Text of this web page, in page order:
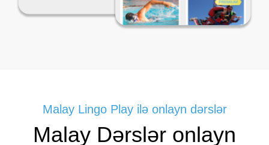
Malay Lingo Play ilə onlayn dərslər
Malay Dərslər onlayn